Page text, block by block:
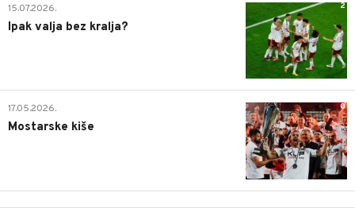
2
15.07.2026.
Ipak valja bez kralja?
0
17.05.2026.
Mostarske kiše